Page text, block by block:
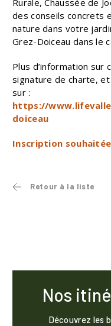
Rurale, Chaussée de
des conseils concrets
nature dans votre
Grez-Doiceau dans le
Plus d’information sur
signature de charte,
sur :
https://
doiceau
Inscription
Retour à la liste
Nos
Découvrez les